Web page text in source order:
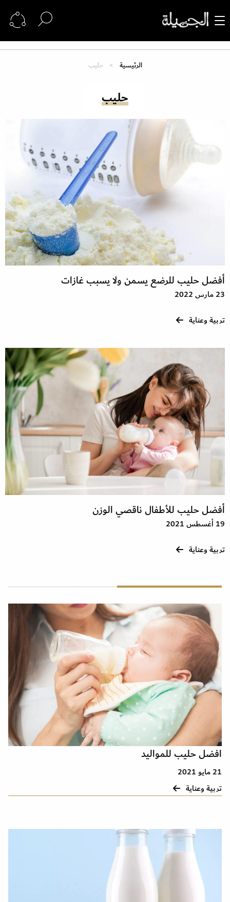
الرئيسية حليب
حليب
أفضل حليب للرضع يسمن ولا يسبب غازات
23 مارس 2022
تربية وعناية
أفضل حليب للأطفال ناقصي الوزن
19 أغسطس 2021
تربية وعناية
افضل حليب للمواليد
21 مايو 2021
تربية وعناية